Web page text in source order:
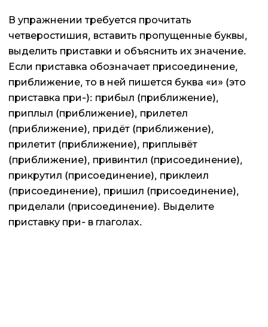
В упражнении требуется прочитать
четверостишия, вставить пропущенные буквы,
выделить приставки и объяснить их значение.
Если приставка обозначает присоединение,
приближение, то в ней пишется буква «и» (это
приставка при-): прибыл (приближение),
приплыл (приближение), прилетел
(приближение), придёт (приближение),
прилетит (приближение), приплывёт
(приближение), привинтил (присоединение),
прикрутил (присоединение), приклеил
(присоединение), пришил (присоединение),
приделали (присоединение). Выделите
приставку при- в глаголах.